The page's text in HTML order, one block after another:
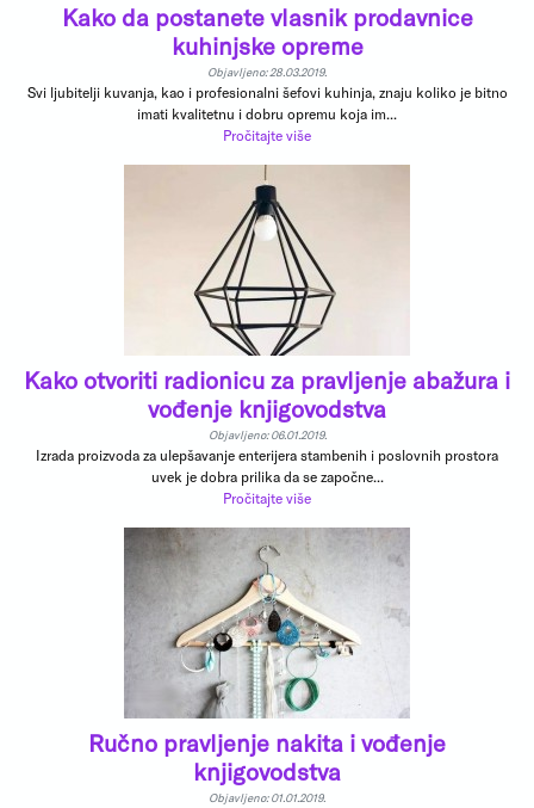
Kako da postanete vlasnik prodavnice
kuhinjske opreme
Objavljeno: 28.03.2019.
Svi ljubitelji kuvanja, kao i profesionalni šefovi kuhinja, znaju koliko je bitno
imati kvalitetnu i dobru opremu koja im...
Pročitajte više
Kako otvoriti radionicu za pravljenje abažura i
vođenje knjigovodstva
Objavljeno: 06.01.2019.
Izrada proizvoda za ulepšavanje enterijera stambenih i poslovnih prostora
uvek je dobra prilika da se započne...
Pročitajte više
Ručno pravljenje nakita i vođenje
knjigovodstva
Objavljeno: 01.01.2019.